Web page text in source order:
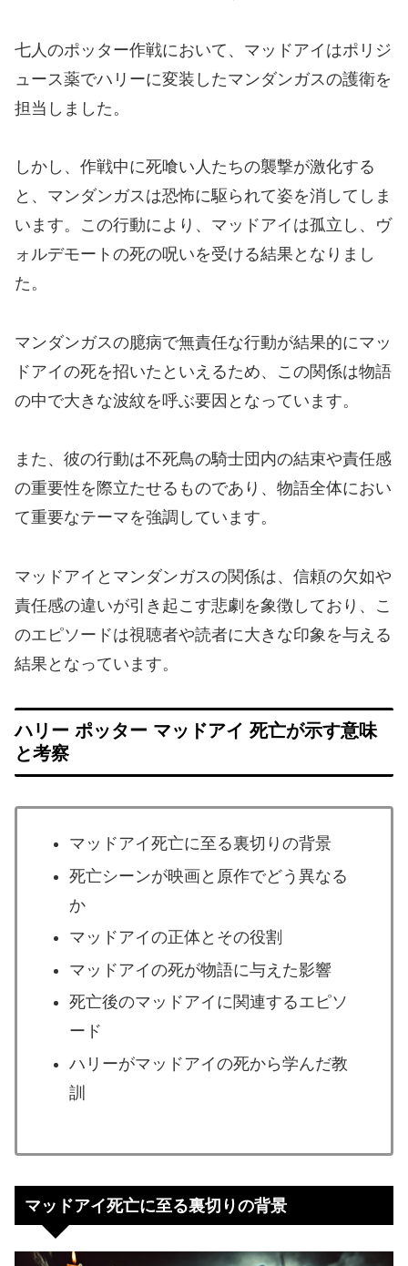
七人のポッター作戦において、マッドアイはポリジ
ュース薬でハリーに変装したマンダンガスの護衛を
担当しました。
しかし、作戦中に死喰い人たちの襲撃が激化する
と、マンダンガスは恐怖に駆られて姿を消してしま
います。この行動により、マッドアイは孤立し、ヴ
ォルデモートの死の呪いを受ける結果となりまし
た。
マンダンガスの臆病で無責任な行動が結果的にマッ
ドアイの死を招いたといえるため、この関係は物語
の中で大きな波紋を呼ぶ要因となっています。
また、彼の行動は不死鳥の騎士団内の結束や責任感
の重要性を際立たせるものであり、物語全体におい
て重要なテーマを強調しています。
マッドアイとマンダンガスの関係は、信頼の欠如や
責任感の違いが引き起こす悲劇を象徴しており、こ
のエピソードは視聴者や読者に大きな印象を与える
結果となっています。
ハリー ポッター マッドアイ 死亡が示す意味
と考察
マッドアイ死亡に至る裏切りの背景
死亡シーンが映画と原作でどう異なる
か
マッドアイの正体とその役割
マッドアイの死が物語に与えた影響
死亡後のマッドアイに関連するエピソ
ード
ハリーがマッドアイの死から学んだ教
訓
マッドアイ死亡に至る裏切りの背景